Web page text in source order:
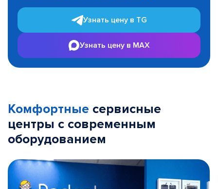
Узнать цену в TG
Узнать цену в MAX
Комфортные сервисные
центры с современным
оборудованием